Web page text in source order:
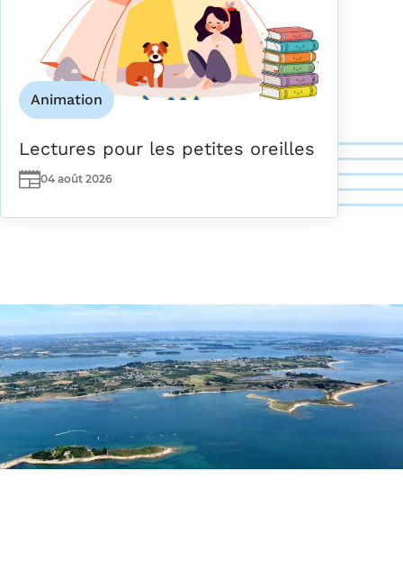
Animation
Lectures pour les petites oreilles
Date(s)
04 août 2026